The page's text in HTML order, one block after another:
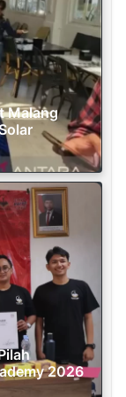
Malang
2026